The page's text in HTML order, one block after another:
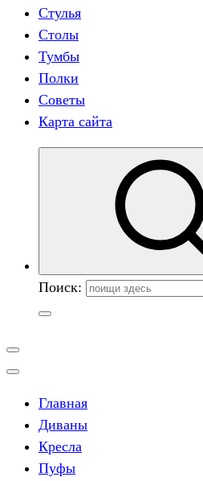
Стулья
Столы
Тумбы
Полки
Советы
Карта сайта
Поиск:
Главная
Диваны
Кресла
Пуфы